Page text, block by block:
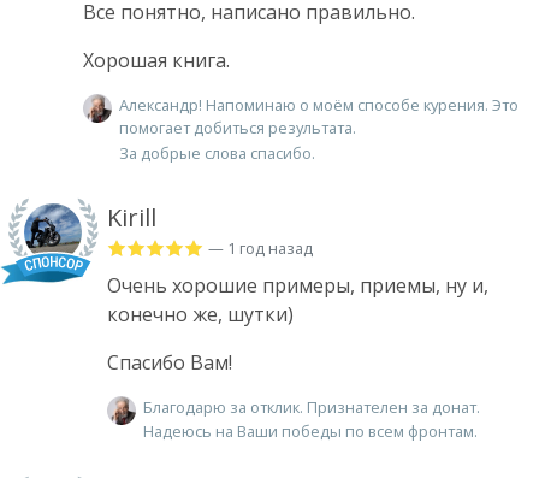
Все понятно, написано правильно.
Хорошая книга.
Александр! Напоминаю о моём способе курения. Это
помогает добиться результата.
За добрые слова спасибо.
Kirill
— 1 год назад
Очень хорошие примеры, приемы, ну и,
конечно же, шутки)
Спасибо Вам!
Благодарю за отклик. Признателен за донат.
Надеюсь на Ваши победы по всем фронтам.